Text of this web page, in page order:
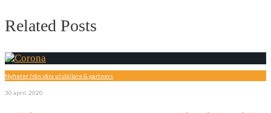
Related Posts
Nyheter från våra utställare & partners
30 april, 2020